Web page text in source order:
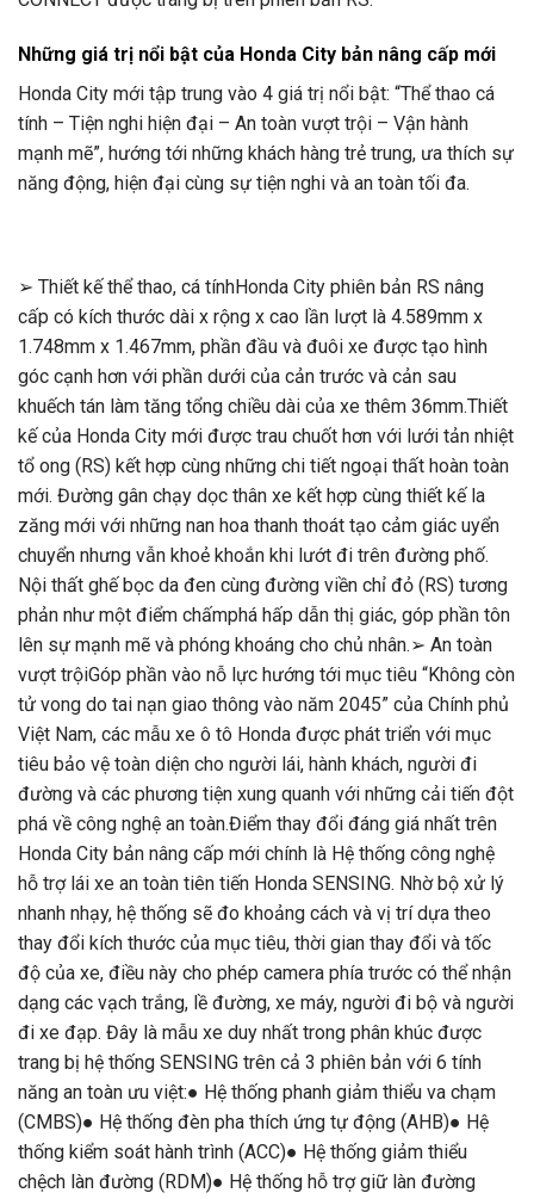
Những giá trị nổi bật của Honda City bản nâng cấp mới
Honda City mới tập trung vào 4 giá trị nổi bật: “Thể thao cá
tính – Tiện nghi hiện đại – An toàn vượt trội – Vận hành
mạnh mẽ”, hướng tới những khách hàng trẻ trung, ưa thích sự
năng động, hiện đại cùng sự tiện nghi và an toàn tối đa.
➢ Thiết kế thể thao, cá tínhHonda City phiên bản RS nâng
cấp có kích thước dài x rộng x cao lần lượt là 4.589mm x
1.748mm x 1.467mm, phần đầu và đuôi xe được tạo hình
góc cạnh hơn với phần dưới của cản trước và cản sau
khuếch tán làm tăng tổng chiều dài của xe thêm 36mm.Thiết
kế của Honda City mới được trau chuốt hơn với lưới tản nhiệt
tổ ong (RS) kết hợp cùng những chi tiết ngoại thất hoàn toàn
mới. Đường gân chạy dọc thân xe kết hợp cùng thiết kế la
zăng mới với những nan hoa thanh thoát tạo cảm giác uyển
chuyển nhưng vẫn khoẻ khoắn khi lướt đi trên đường phố.
Nội thất ghế bọc da đen cùng đường viền chỉ đỏ (RS) tương
phản như một điểm chấmphá hấp dẫn thị giác, góp phần tôn
lên sự mạnh mẽ và phóng khoáng cho chủ nhân.➢ An toàn
vượt trộiGóp phần vào nỗ lực hướng tới mục tiêu “Không còn
tử vong do tai nạn giao thông vào năm 2045” của Chính phủ
Việt Nam, các mẫu xe ô tô Honda được phát triển với mục
tiêu bảo vệ toàn diện cho người lái, hành khách, người đi
đường và các phương tiện xung quanh với những cải tiến đột
phá về công nghệ an toàn.Điểm thay đổi đáng giá nhất trên
Honda City bản nâng cấp mới chính là Hệ thống công nghệ
hỗ trợ lái xe an toàn tiên tiến Honda SENSING. Nhờ bộ xử lý
nhanh nhạy, hệ thống sẽ đo khoảng cách và vị trí dựa theo
thay đổi kích thước của mục tiêu, thời gian thay đổi và tốc
độ của xe, điều này cho phép camera phía trước có thể nhận
dạng các vạch trắng, lề đường, xe máy, người đi bộ và người
đi xe đạp. Đây là mẫu xe duy nhất trong phân khúc được
trang bị hệ thống SENSING trên cả 3 phiên bản với 6 tính
năng an toàn ưu việt:● Hệ thống phanh giảm thiểu va chạm
(CMBS)● Hệ thống đèn pha thích ứng tự động (AHB)● Hệ
thống kiểm soát hành trình (ACC)● Hệ thống giảm thiểu
chệch làn đường (RDM)● Hệ thống hỗ trợ giữ làn đường